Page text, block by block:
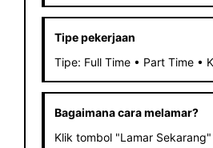
Tipe pekerjaan
Tipe: Full Time • Part Time •
Bagaimana cara melamar?
Klik tombol "Lamar